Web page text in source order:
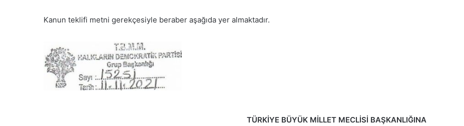
Kanun teklifi metni gerekçesiyle beraber aşağıda yer almaktadır.
TÜRKİYE BÜYÜK MİLLET MECLİSİ BAŞKANLIĞINA